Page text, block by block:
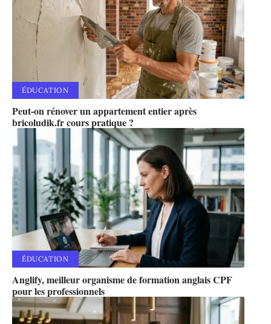
ÉDUCATION
Peut-on rénover un appartement entier après
bricoludik.fr cours pratique ?
ÉDUCATION
Anglify, meilleur organisme de formation anglais CPF
pour les professionnels